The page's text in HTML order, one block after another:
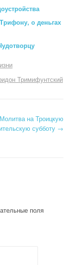
о деньгах
Тримифунтский
Молитва на Троицкую
субботу →
поля